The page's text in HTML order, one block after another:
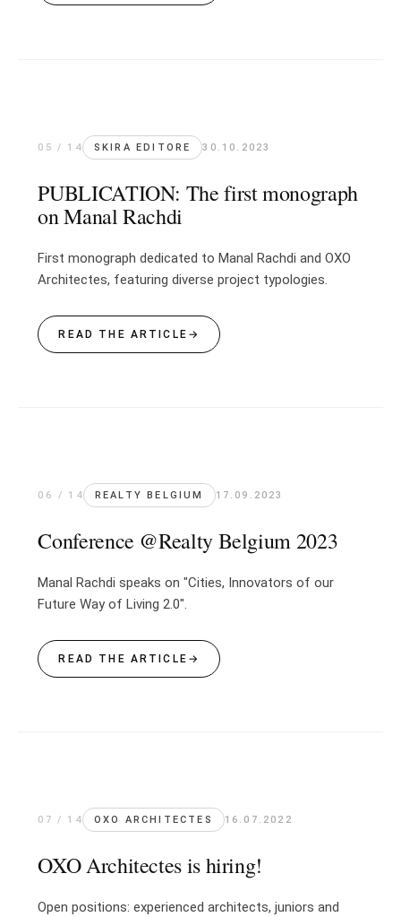
05 / 14 SKIRA EDITORE 30.10.2023
PUBLICATION: The first monograph
on Manal Rachdi
First monograph dedicated to Manal Rachdi and OXO
Architectes, featuring diverse project typologies.
READ THE ARTICLE →
06 / 14 REALTY BELGIUM 17.09.2023
Conference @Realty Belgium 2023
Manal Rachdi speaks on "Cities, Innovators of our
Future Way of Living 2.0".
READ THE ARTICLE →
07 / 14 OXO ARCHITECTES 16.07.2022
OXO Architectes is hiring!
Open positions: experienced architects, juniors and